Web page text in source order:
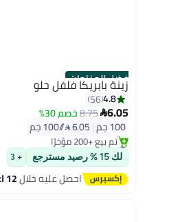
أفضل المنتجات
زينة بابريكا فلفل حلو
4.8
56
6.05
8.75خصم 30%
100 جم |
#1 في التوابل المطحونة
توصيل مجاني
تم بيع +200 مؤخرًا
#1 في التوابل المطحونة
لك 15 % رصيد مسترجع + 3
احصل عليه خلال12 اغسطس